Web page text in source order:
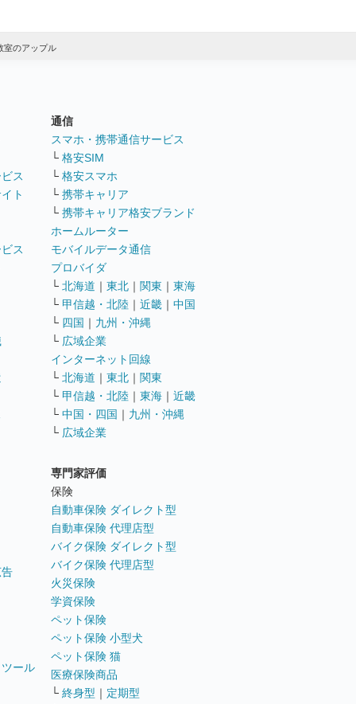
室のアップル
ス
ト
ス
ール
通信
スマホ・携帯通信サービス
└ 格安SIM
└ 格安スマホ
└ 携帯キャリア
└ 携帯キャリア格安ブランド
ホームルーター
モバイルデータ通信
プロバイダ
└ 北海道 ｜ 東北 ｜ 関東 ｜ 東海
└ 甲信越・北陸 ｜ 近畿 ｜ 中国
└ 四国 ｜ 九州・沖縄
└ 広域企業
インターネット回線
└ 北海道 ｜ 東北 ｜ 関東
└ 甲信越・北陸 ｜ 東海 ｜ 近畿
└ 中国・四国 ｜ 九州・沖縄
└ 広域企業
専門家評価
保険
自動車保険 ダイレクト型
自動車保険 代理店型
バイク保険 ダイレクト型
バイク保険 代理店型
火災保険
学資保険
ペット保険
ペット保険 小型犬
ペット保険 猫
医療保険商品
└ 終身型 ｜ 定期型